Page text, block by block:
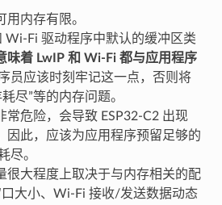
用内存有限。
Wi-Fi 驱动程序中默认的缓冲区类
味着 LwIP 和 Wi-Fi 都与应用程序
员应该时刻牢记这一点，否则将
尽”等的内存问题。
常危险，会导致 ESP32-C2 出现
因此，应该为应用程序预留足够的
尽。
很大程度上取决于与内存相关的配
口大小、Wi-Fi 接收/发送数据动态